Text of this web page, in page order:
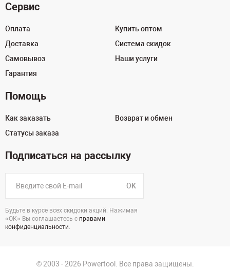
Сервис
Оплата
Доставка
Самовывоз
Гарантия
Купить оптом
Система скидок
Наши услуги
Помощь
Как заказать
Статусы заказа
Возврат и обмен
Подписаться на рассылку
OK
Будьте в курсе всех скидоки акций. Нажимая
«ОК» Вы соглашаетесь с правами
конфиденциальности.
© 2003 - 2026 Powertool. Все права защищены.